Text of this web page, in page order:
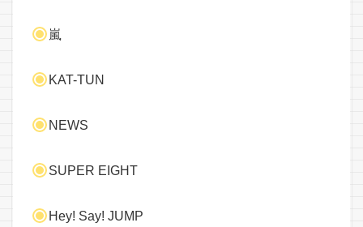
嵐
KAT-TUN
NEWS
SUPER EIGHT
Hey! Say! JUMP